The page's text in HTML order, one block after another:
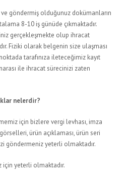
göndermiş olduğunuz dokümanların
8-10 iş günüde çıkmaktadır.
gerçekleşmekte olup ihracat
Fiziki olarak belgenin size ulaşması
tarafınıza ileteceğimiz kayıt
ile ihracat sürecinizi zaten
nelerdir?
için bizlere vergi levhası, imza
ürün açıklaması, ürün seri
göndermeniz yeterli olmaktadır.
yeterli olmaktadır.